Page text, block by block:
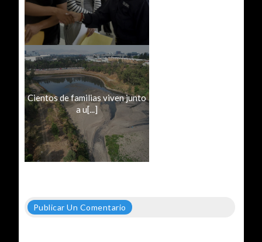
Cientos de familias viven junto
a u[...]
Publicar Un Comentario